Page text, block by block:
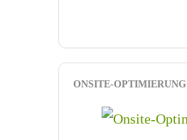
ONSITE-OPTIMIERUNG